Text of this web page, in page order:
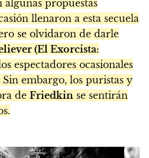
propuestas
llenaron a esta secuela
se olvidaron de darle
(El Exorcista:
espectadores ocasionales
embargo, los puristas y
de Friedkin se sentirán